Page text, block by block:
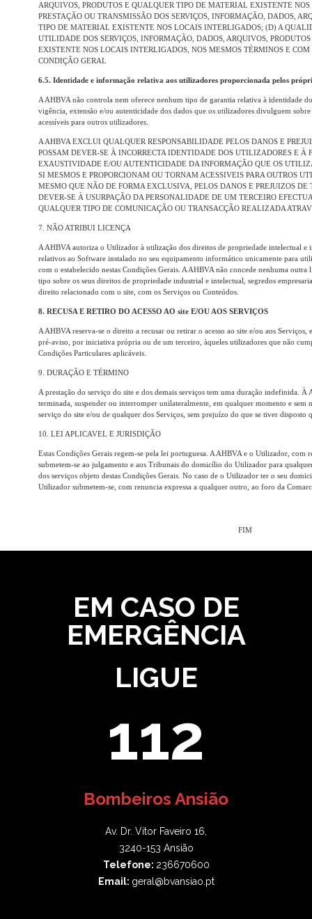
ARQUIVOS, PRODUTOS E QUALQUER TIPO DE MATERIAL EXISTENTE
PRESTAÇÃO OU TRANSMISSÃO DOS SERVIÇOS, INFORMAÇÃO, DADOS,
TIPO DE MATERIAL EXISTENTE NOS LOCAIS INTERLIGADOS; (D) A
UTILIDADE DOS SERVIÇOS, INFORMAÇÃO, DADOS, ARQUIVOS,
EXISTENTE NOS LOCAIS INTERLIGADOS, NOS MESMOS TÉRMINOS E
CONDIÇÃO GERAL
6.5. Identidade e informação relativa aos utilizadores proporcionada pelos
A AHBVA não controla nem oferece nenhum tipo de garantia relativa à identidade
vigência, extensão e/ou autenticidade dos dados que os utilizadores divulguem
acessíveis para outros utilizadores.
A AHBVA EXCLUI QUALQUER RESPONSABILIDADE PELOS DANOS E
POSSAM DEVER-SE À INCORRECTA IDENTIDADE DOS UTILIZADORES E
EXAUSTIVIDADE E/OU AUTENTICIDADE DA INFORMAÇÃO QUE OS
SI MESMOS E PROPORCIONAM OU TORNAM ACESSIVEIS PARA OUTROS
MESMO QUE NÃO DE FORMA EXCLUSIVA, PELOS DANOS E PREJUIZOS DE
DEVER-SE À USURPAÇÃO DA PERSONALIDADE DE UM TERCEIRO
QUALQUER TIPO DE COMUNICAÇÃO OU TRANSACÇÃO REALIZADA
7. NÃO ATRIBUI LICENÇA
A AHBVA autoriza o Utilizador à utilização dos direitos de propriedade intelectual e
relativos ao Software instalado no seu equipamento informático unicamente para
com o estabelecido nestas Condições Gerais. A AHBVA não concede nenhuma
tipo sobre os seus direitos de propriedade industrial e intelectual, segredos
direito relacionado com o site, com os Serviços ou Conteúdos.
8. RECUSA E RETIRO DO ACESSO AO site E/OU AOS SERVIÇOS
A AHBVA reserva-se o direito a recusar ou retirar o acesso ao site e/ou aos Serviços,
pré-aviso, por iniciativa própria ou de um terceiro, àqueles utilizadores que não
Condições Particulares aplicáveis.
9. DURAÇÃO E TÉRMINO
A prestação do serviço do site e dos demais serviços tem uma duração indefinida.
terminada, suspender ou interromper unilateralmente, em qualquer momento e sem
serviço do site e/ou de qualquer dos Serviços, sem prejuízo do que se tiver disposto
10. LEI APLICAVEL E JURISDIÇÃO
Estas Condições Gerais regem-se pela lei portuguesa. A AHBVA e o Utilizador, com
submetem-se ao julgamento e aos Tribunais do domicílio do Utilizador para
dos serviços objeto destas Condições Gerais. No caso de o Utilizador ter o seu
Utilizador submetem-se, com renuncia expressa a qualquer outro, ao foro da
FIM
EM CASO DE
EMERGÊNCIA
LIGUE
112
Bombeiros Ansião
Av. Dr. Vítor Faveiro 16,
3240-153 Ansião
Telefone: 236670600
Email: geral@bvansiao.pt